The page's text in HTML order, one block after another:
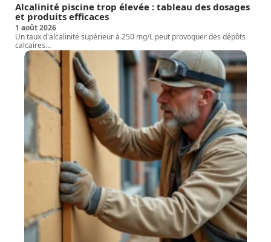
Alcalinité piscine trop élevée : tableau des dosages
et produits efficaces
1 août 2026
Un taux d'alcalinité supérieur à 250 mg/L peut provoquer des dépôts
calcaires…